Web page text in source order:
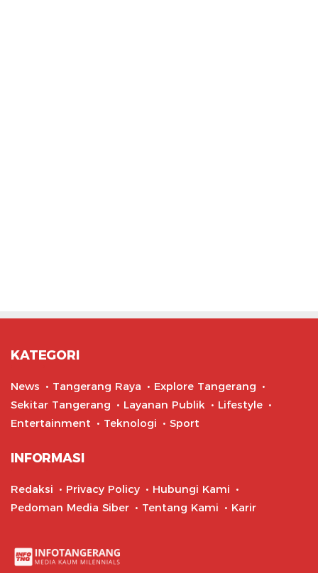
KATEGORI
News Tangerang Raya
Explore Tangerang
Sekitar Tangerang
Layanan Publik
Lifestyle
Entertainment
Teknologi Sport
INFORMASI
Redaksi Privacy Policy
Hubungi Kami
Pedoman Media Siber
Tentang Kami Karir